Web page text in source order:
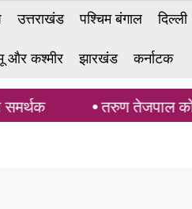
उत्तराखंड पश्चिम बंगाल दिल्ली
और कश्मीर झारखंड कर्नाटक
तरुण तेजपाल को